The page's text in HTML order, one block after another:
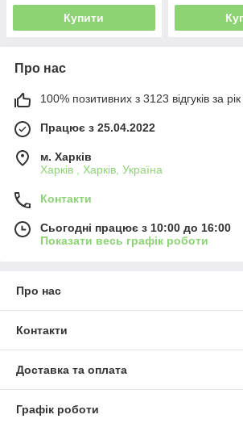
Купити
Про нас
100% позитивних з 3123 відгуків за рік
Працює з 25.04.2022
м. Харків
Харків , Харків, Україна
Контакти
Сьогодні працює з 10:00 до 16:00
Показати весь графік роботи
Про нас
Контакти
Доставка та оплата
Графік роботи